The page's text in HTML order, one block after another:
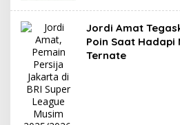
Jordi Amat
Poin Saat Hadapi
Ternate